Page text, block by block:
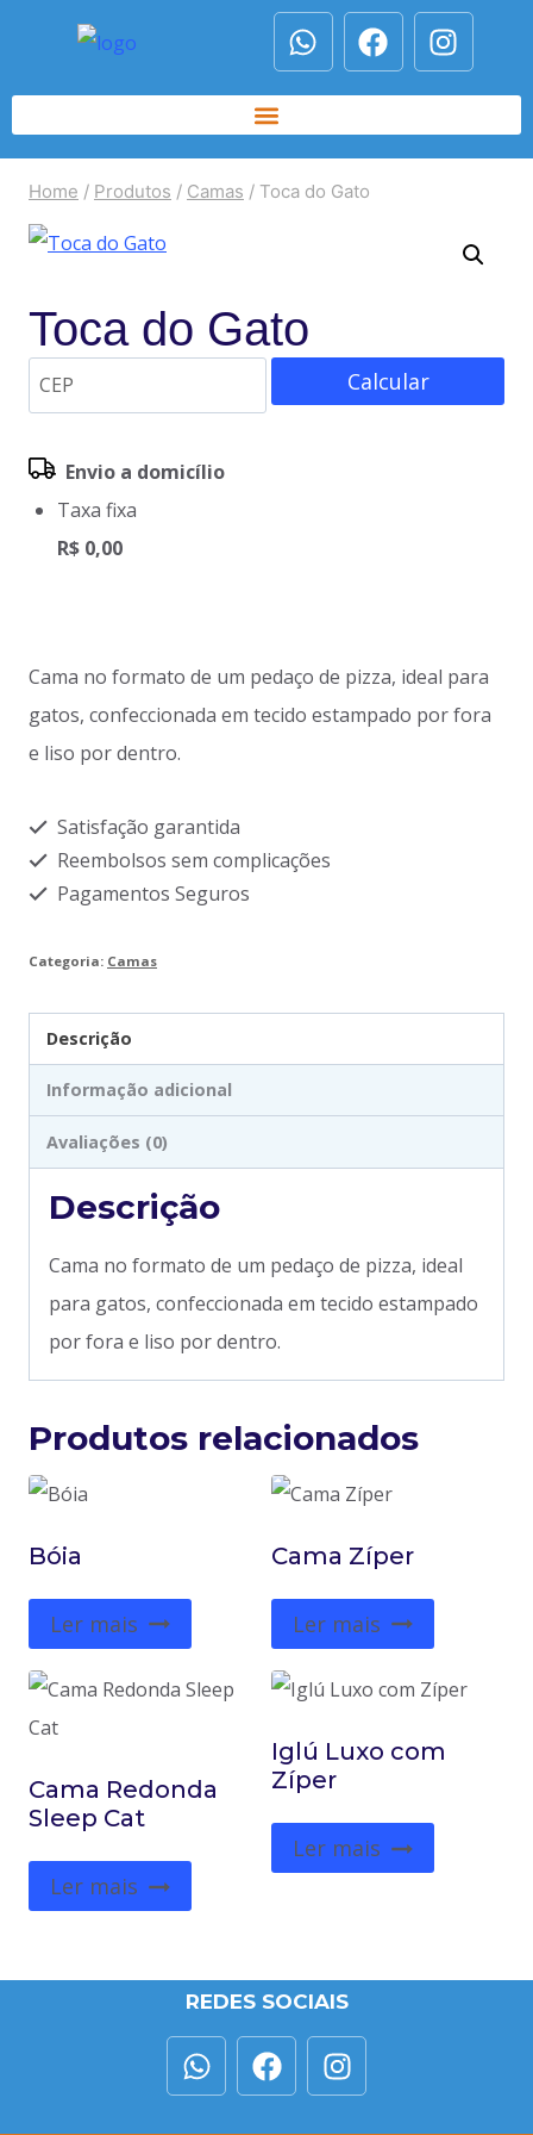
Home / Produtos / Camas / Toca do Gato
Toca do Gato
Calcular
Envio a domicílio
Taxa fixa
R$ 0,00
Cama no formato de um pedaço de pizza, ideal para
gatos, confeccionada em tecido estampado por fora
e liso por dentro.
Satisfação garantida
Reembolsos sem complicações
Pagamentos Seguros
Categoria: Camas
Descrição
Informação adicional
Avaliações (0)
Descrição
Cama no formato de um pedaço de pizza, ideal
para gatos, confeccionada em tecido estampado
por fora e liso por dentro.
Produtos relacionados
Bóia
Ler mais
Cama Zíper
Ler mais
Cama Redonda
Sleep Cat
Ler mais
Iglú Luxo com
Zíper
Ler mais
REDES SOCIAIS